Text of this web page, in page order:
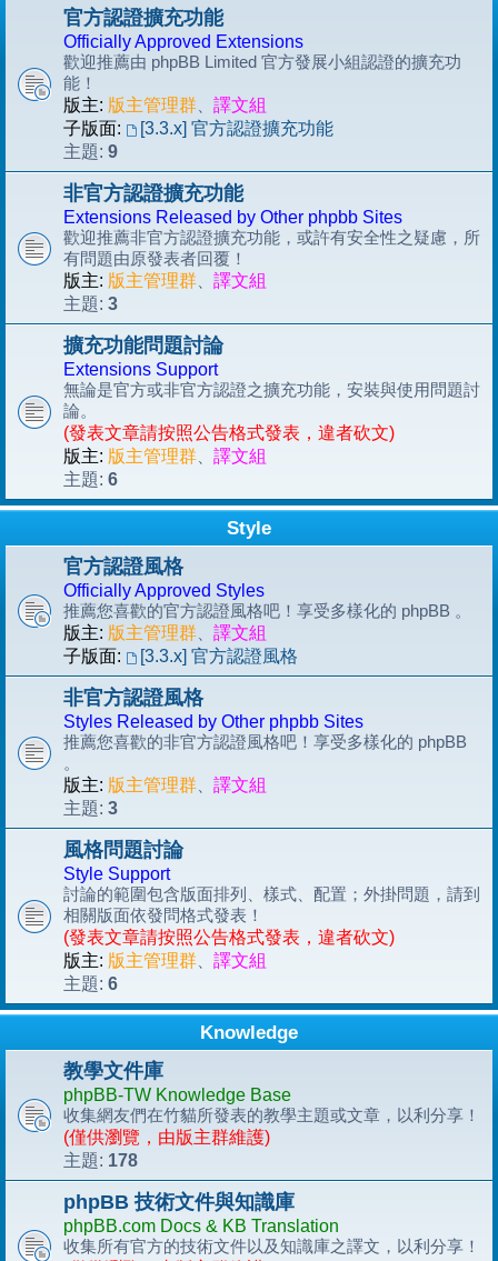
官方認證擴充功能
Officially Approved Extensions
歡迎推薦由 phpBB Limited 官方發展小組認證的擴充功
能！
版主: 版主管理群
譯文組
子版面:
[3.3.x] 官方認證擴充功能
主題: 9
非官方認證擴充功能
Extensions Released by Other phpbb Sites
歡迎推薦非官方認證擴充功能，或許有安全性之疑慮，所
有問題由原發表者回覆！
版主: 版主管理群
譯文組
主題: 3
擴充功能問題討論
Extensions Support
無論是官方或非官方認證之擴充功能，安裝與使用問題討
論。
(發表文章請按照公告格式發表，違者砍文)
版主: 版主管理群
譯文組
主題: 6
Style
官方認證風格
Officially Approved Styles
推薦您喜歡的官方認證風格吧！享受多樣化的 phpBB 。
版主: 版主管理群
譯文組
子版面:
[3.3.x] 官方認證風格
非官方認證風格
Styles Released by Other phpbb Sites
推薦您喜歡的非官方認證風格吧！享受多樣化的 phpBB
。
版主: 版主管理群
譯文組
主題: 3
風格問題討論
Style Support
討論的範圍包含版面排列、樣式、配置；外掛問題，請到
相關版面依發問格式發表！
(發表文章請按照公告格式發表，違者砍文)
版主: 版主管理群
譯文組
主題: 6
Knowledge
教學文件庫
phpBB-TW Knowledge Base
收集網友們在竹貓所發表的教學主題或文章，以利分享！
(僅供瀏覽，由版主群維護)
主題: 178
phpBB 技術文件與知識庫
phpBB.com Docs & KB Translation
收集所有官方的技術文件以及知識庫之譯文，以利分享！